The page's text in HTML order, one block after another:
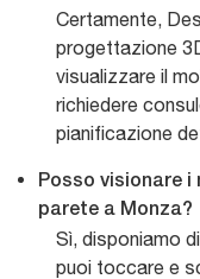
Certamente,
progettazione
visualizzare il
richiedere
pianificazione
Posso visionare
parete a Monza?
Sì, disponiamo
puoi toccare e